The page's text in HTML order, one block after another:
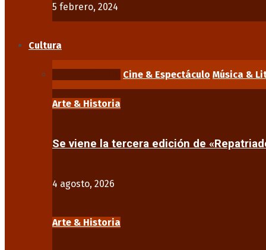
5 febrero, 2024
Cultura
Cine & Espectáculo Música &
Arte & Historia
Se viene la tercera edición de
4 agosto, 2026
Arte & Historia